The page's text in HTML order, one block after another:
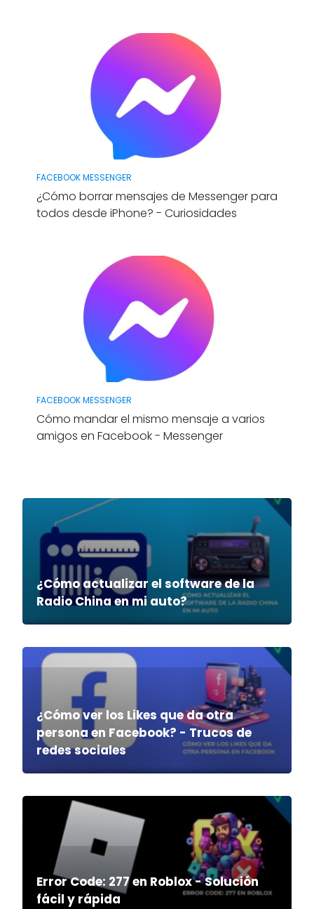
FACEBOOK MESSENGER
¿Cómo borrar mensajes de Messenger para
todos desde iPhone? - Curiosidades
FACEBOOK MESSENGER
Cómo mandar el mismo mensaje a varios
amigos en Facebook - Messenger
¿Cómo actualizar el software de la
Radio China en mi auto?
¿Cómo ver los Likes que da otra
persona en Facebook? - Trucos de
redes sociales
Error Code: 277 en Roblox - Solución
fácil y rápida